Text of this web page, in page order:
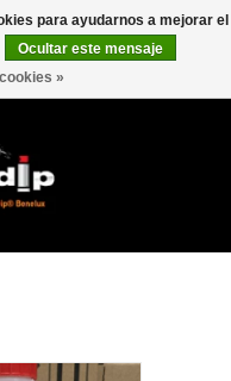
0 Artículos - €0,00
para ayudarnos a mejorar el
Ocultar este mensaje
»